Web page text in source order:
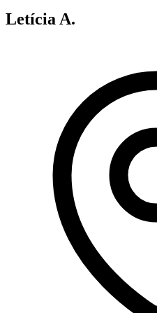
Letícia A.